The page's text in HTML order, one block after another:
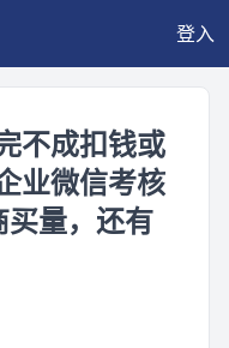
登入
不成扣钱或
业微信考核
买量，还有